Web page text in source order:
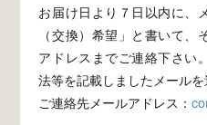
お届け日より７日以内に、
（交換）希望」と書いて
アドレスまでご連絡下さい
法等を記載しましたメールを
ご連絡先メールアドレス：